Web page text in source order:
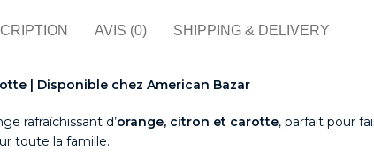
AVIS (0) SHIPPING & DELIVERY
| Disponible chez American Bazar
rafraîchissant d’orange, citron et carotte, parfait pour
toute la famille.